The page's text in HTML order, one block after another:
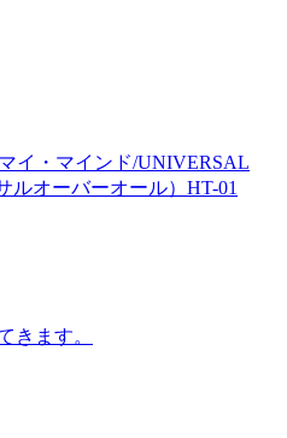
イ・マインド/UNIVERSAL
ルオーバーオール）HT-01
きます。